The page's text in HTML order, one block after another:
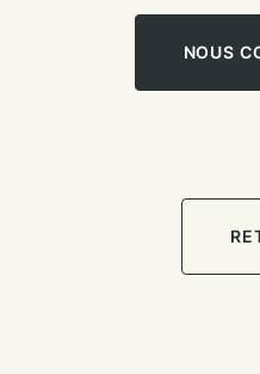
NOUS